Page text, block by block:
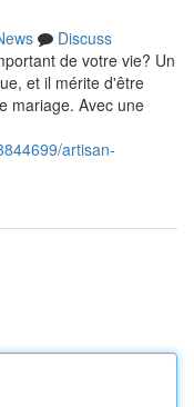
Discuss
de votre vie? Un
et il mérite d'être
mariage. Avec une
artisan-